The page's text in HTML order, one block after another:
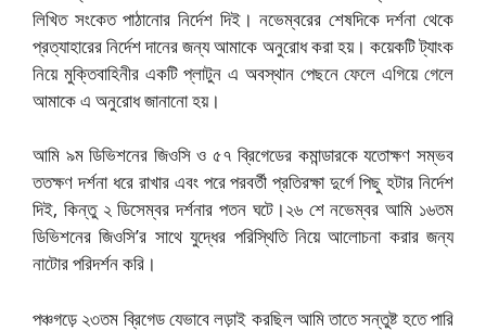
লিখিত সংকেত পাঠানোর নির্দেশ দিই। নভেম্বরের শেষদিকে দর্শনা থেকে
প্রত্যাহারের নির্দেশ দানের জন্য আমাকে অনুরোধ করা হয়। কয়েকটি ট্যাংক
নিয়ে মুক্তিবাহিনীর একটি প্লাটুন এ অবস্থান পেছনে ফেলে এগিয়ে গেলে
আমাকে এ অনুরোধ জানানো হয়।
আমি ৯ম ডিভিশনের জিওসি ও ৫৭ ব্রিগেডের কমান্ডারকে যতোক্ষণ সম্ভব
ততক্ষণ দর্শনা ধরে রাখার এবং পরে পরবর্তী প্রতিরক্ষা দুর্গে পিছু হটার নির্দেশ
দিই, কিন্তু ২ ডিসেম্বর দর্শনার পতন ঘটে।২৬ শে নভেম্বর আমি ১৬তম
ডিভিশনের জিওসি’র সাথে যুদ্ধের পরিস্থিতি নিয়ে আলোচনা করার জন্য
নাটোর পরিদর্শন করি।
পঞ্চগড়ে ২৩তম ব্রিগেড যেভাবে লড়াই করছিল আমি তাতে সন্তুষ্ট হতে পারি